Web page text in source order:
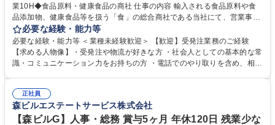
業10H◆食品原料・健康食品の商社 仕事の内容 輸入される食品原料や食
品添加物、健康食品等を扱う「食」の総合商社である当社にて、営業事務
として営業サポートや書類作成、データ入力、電話対応などの業務をお任
せします。 ・受注／出荷指示／売上管理／仕入管理／在庫管理／お客様や
倉庫と電話確認など、販売に関わる事務、営業サポートをお願いします。
・入社後は商品について覚えることから始め、先輩社員OJTと共に業務を
万～・残業10H◆食品原料・健康食品の商社
必要な経験・能力等
必要な経験・能力等 ＜業種未経験歓迎＞ 【歓迎】受発注業務のご経験
【求める人物像】・受発注や物流が好きな方 ・社会人としての基本的な常
識・コミュニケーション力をお持ちの方 ・電話でのやり取りを含め、相手
演算ができる方 ・業務ルールや指示を理解し、行動できる方 学歴・資格
学歴：大学院 大学 短大 語学力： 資格：
正社員
森ビルエステートサービス株式会社
【森ビルG】人事・総務 賞与5ヶ月 年休120日 残業少な